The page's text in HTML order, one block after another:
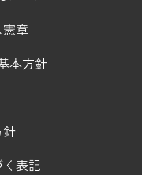
章
本方針
表記